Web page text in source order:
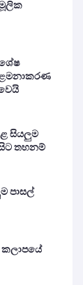
සියලුම
සිට තහනම්
පාසල්
කලාපයේ